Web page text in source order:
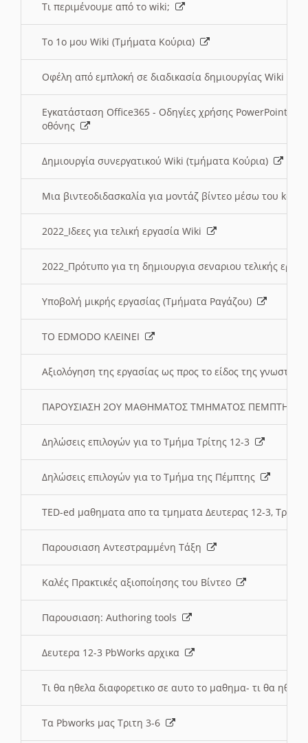
Τι περιμένουμε από το wiki;
Το 1ο μου Wiki (Τμήματα Κούρια)
Οφέλη από εμπλοκή σε διαδικασία δημιουργίας Wiki
Εγκατάσταση Office365 - Οδηγίες χρήσης PowerPoint
οθόνης
Δημιουργία συνεργατικού Wiki (τμήματα Κούρια)
Μια βιντεοδιδασκαλία για μοντάζ βίντεο μέσω του
2022_Ιδεες για τελική εργασία Wiki
2022_Πρότυπο για τη δημιουργια σεναριου τελικής
Υποβολή μικρής εργασίας (Τμήματα Ραγάζου)
ΤΟ EDMODO ΚΛΕΙΝΕΙ
Αξιολόγηση της εργασίας ως προς το είδος της
ΠΑΡΟΥΣΙΑΣΗ 2ΟΥ ΜΑΘΗΜΑΤΟΣ ΤΜΗΜΑΤΟΣ
Δηλώσεις επιλογών για το Τμήμα Τρίτης 12-3
Δηλώσεις επιλογών για το Τμήμα της Πέμπτης
TED-ed μαθηματα απο τα τμηματα Δευτερας 12-3,
Παρουσιαση Αντεστραμμένη Τάξη
Καλές Πρακτικές αξιοποίησης του Βίντεο
Παρουσιαση: Authoring tools
Δευτερα 12-3 PbWorks αρχικα
Τι θα ηθελα διαφορετικο σε αυτο το μαθημα- τι θα
Τα Pbworks μας Τριτη 3-6